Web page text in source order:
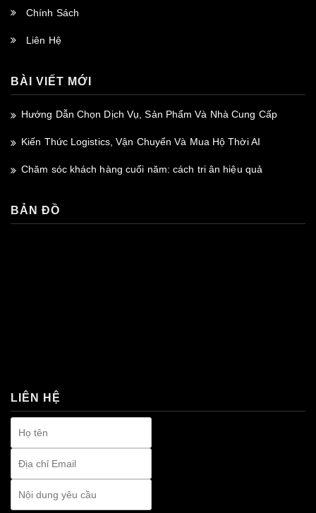
Chính Sách
Liên Hệ
BÀI VIẾT MỚI
Hướng Dẫn Chọn Dịch Vụ, Sản Phẩm Và Nhà Cung Cấp
Kiến Thức Logistics, Vận Chuyển Và Mua Hộ Thời AI
Chăm sóc khách hàng cuối năm: cách tri ân hiệu quả
BẢN ĐỒ
LIÊN HỆ